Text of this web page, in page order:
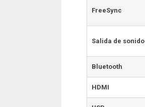
FreeSync
Salida de sonido
Bluetooth
HDMI